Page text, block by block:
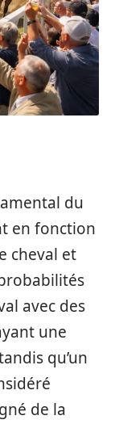
du
en fonction
cheval et
avec des
une
qu’un
de la